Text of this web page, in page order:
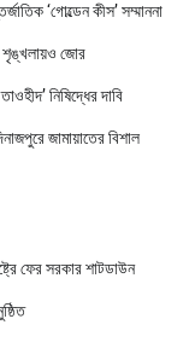
‘গোল্ডেন কীস’ সম্মাননা
শৃঙ্খলায়ও জোর
নিষিদ্ধের দাবি
জামায়াতের বিশাল
ফের সরকার শাটডাউন